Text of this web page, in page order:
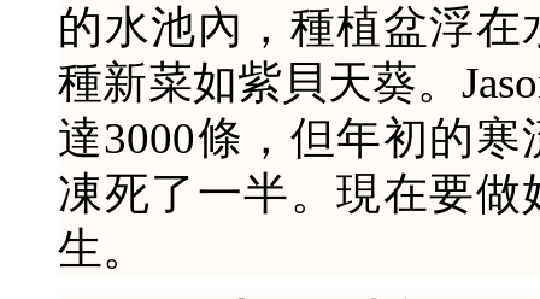
的水池內，種植盆浮
種新菜如紫貝天葵。
達3000條，但年初的
凍死了一半。現在要
生。